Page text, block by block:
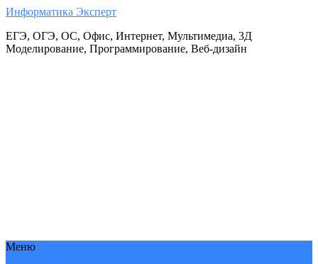
Информатика Эксперт
ЕГЭ, ОГЭ, ОС, Офис, Интернет, Мультимедиа, 3Д
Моделирование, Программирование, Веб-дизайн
Меню